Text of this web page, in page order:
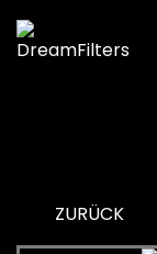
to
content
ZURÜCK